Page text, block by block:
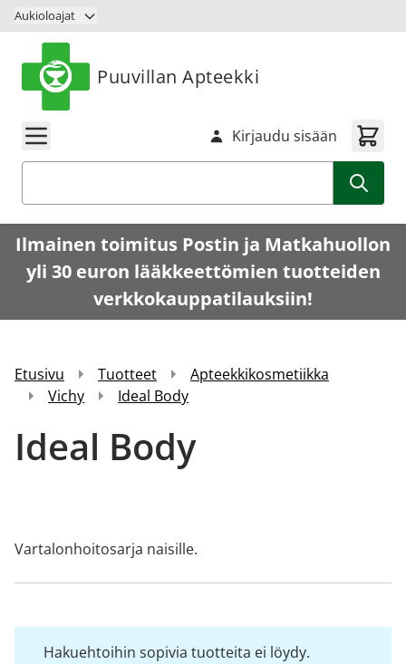
Siirry sisältöön
Aukioloajat
Puuvillan Apteekki
Kirjaudu sisään
Ilmainen toimitus Postin ja Matkahuollon
yli 30 euron lääkkeettömien tuotteiden
verkkokauppatilauksiin!
Etusivu Tuotteet
Apteekkikosmetiikka
Vichy
Ideal Body
Ideal Body
Vartalonhoitosarja naisille.
Hakuehtoihin sopivia tuotteita ei löydy.